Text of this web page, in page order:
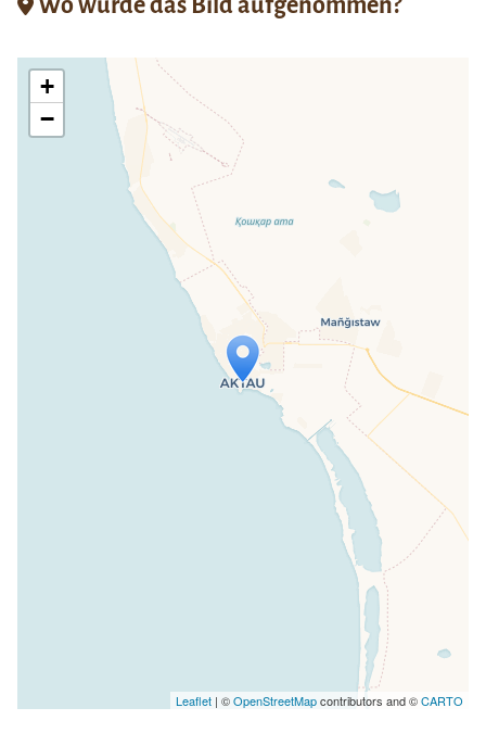
Travelers' Map wird geladen …
Wenn du dies siehst, nachdem deine
Seite vollständig geladen wurde,
fehlen leafletJS-Dateien.
+
−
Leaflet| ©OpenStreetMapcontributors and ©CARTO